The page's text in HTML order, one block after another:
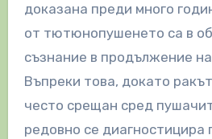
доказана преди много
от тютюнопушенето са в
съзнание в продължение
Въпреки това, докато
често срещан сред
редовно се диагностицира